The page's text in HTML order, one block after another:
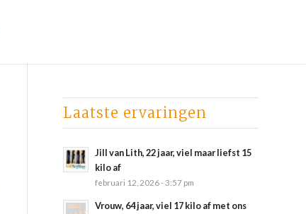
Laatste ervaringen
Jill van Lith, 22 jaar, viel maar liefst 15
kilo af
februari 12, 2026 - 3:57 pm
Vrouw, 64 jaar, viel 17 kilo af met ons